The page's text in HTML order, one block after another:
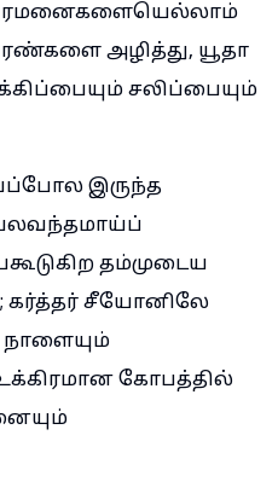
அழித்து, யூதா
சலிப்பையும்
இருந்த
தம்முடைய
சீயோனிலே
கோபத்தில்